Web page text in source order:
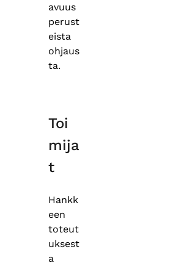
avuus
perust
eista
ohjaus
ta.
Toi
mija
t
Hankk
een
toteut
uksest
a